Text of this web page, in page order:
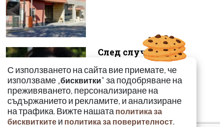
След случая с
родилката от Варна:
Още едно семейство
разказа за бремен...
С използването на сайта вие приемате, че
използваме „бисквитки" за подобряване на
преживяването, персонализиране на
съдържанието и рекламите, и анализиране
на трафика. Вижте нашата политика за
бисквитките и политика за поверителност.